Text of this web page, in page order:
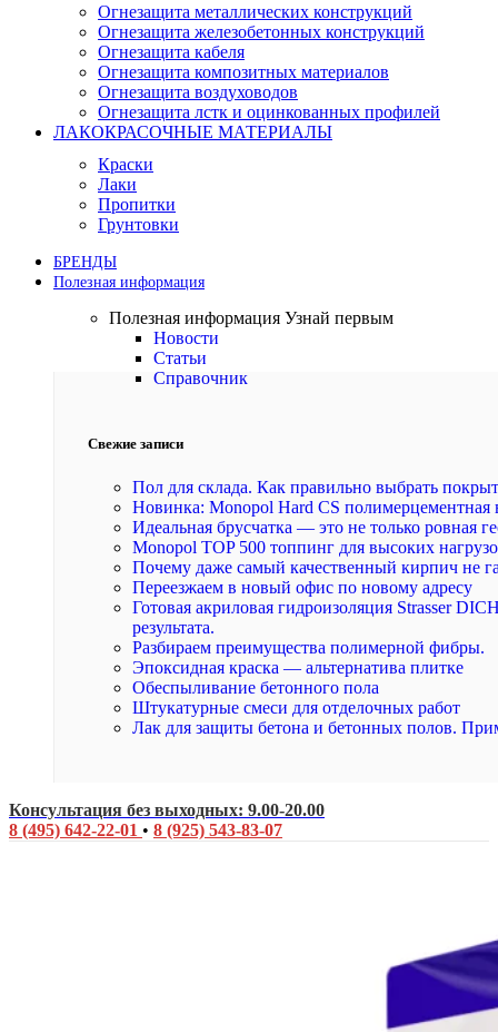
Огнезащита металлических конструкций
Огнезащита железобетонных конструкций
Огнезащита кабеля
Огнезащита композитных материалов
Огнезащита воздуховодов
Огнезащита лстк и оцинкованных профилей
ЛАКОКРАСОЧНЫЕ МАТЕРИАЛЫ
Краски
Лаки
Пропитки
Грунтовки
БРЕНДЫ
Полезная информация
Полезная информация Узнай первым
Новости
Статьи
Справочник
Свежие записи
Пол для склада. Как правильно выбрать
Новинка: Monopol Hard CS полимерцементная
Идеальная брусчатка — это не только ровная
Monopol TOP 500 топпинг для высоких
Почему даже самый качественный кирпич не
Переезжаем в новый офис по новому адресу
Готовая акриловая гидроизоляция Strasser
результата.
Разбираем преимущества полимерной фибры.
Эпоксидная краска — альтернатива плитке
Обеспыливание бетонного пола
Штукатурные смеси для отделочных работ
Лак для защиты бетона и бетонных полов.
Консультация без выходных: 9.00-20.00
8 (495) 642-22-01 • 8 (925) 543-83-07